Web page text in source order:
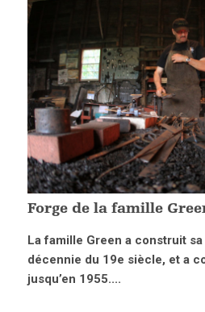
Forge de la famille
La famille Green a construit
décennie du 19e siècle, et a
jusqu’en 1955....